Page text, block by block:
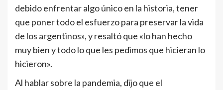
debido enfrentar algo único en la historia, tener
que poner todo el esfuerzo para preservar la vida
de los argentinos», y resaltó que «lo han hecho
muy bien y todo lo que les pedimos que hicieran lo
hicieron».
Al hablar sobre la pandemia, dijo que el